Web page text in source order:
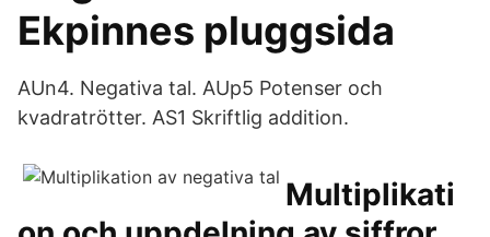
Ekpinnes pluggsida
AUn4. Negativa tal. AUp5 Potenser och
kvadratrötter. AS1 Skriftlig addition.
Multiplikati